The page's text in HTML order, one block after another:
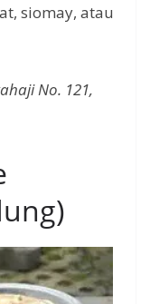
siomay, atau
No. 121,